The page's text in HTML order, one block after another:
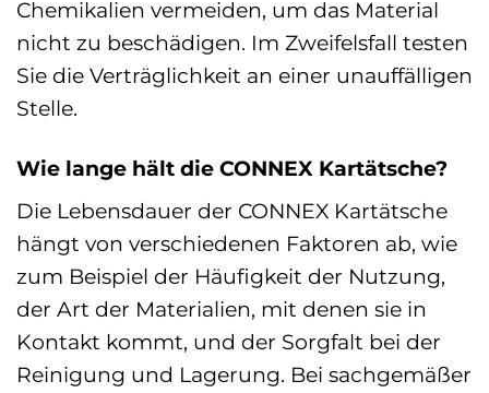
Chemikalien vermeiden, um das Material
nicht zu beschädigen. Im Zweifelsfall testen
Sie die Verträglichkeit an einer unauffälligen
Stelle.
Wie lange hält die CONNEX Kartätsche?
Die Lebensdauer der CONNEX Kartätsche
hängt von verschiedenen Faktoren ab, wie
zum Beispiel der Häufigkeit der Nutzung,
der Art der Materialien, mit denen sie in
Kontakt kommt, und der Sorgfalt bei der
Reinigung und Lagerung. Bei sachgemäßer